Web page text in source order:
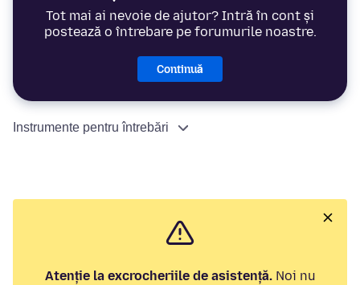
Tot mai ai nevoie de ajutor? Intră în cont și
postează o întrebare pe forumurile noastre.
Continuă
Instrumente pentru întrebări
Atenție la excrocheriile de asistență.Noi nu